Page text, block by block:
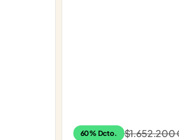
60% Dcto. $1.652.200